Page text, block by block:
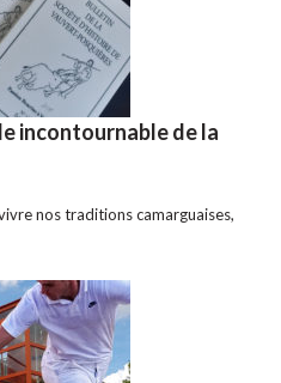
incontournable de la
nos traditions camarguaises,